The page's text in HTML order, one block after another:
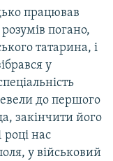
працював
погано,
татарина, і
у
до першого
закінчити його
році нас
у військовий